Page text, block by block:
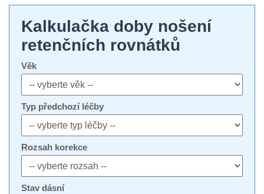
Kalkulačka doby nošení
retenčních rovnátků
Věk
Typ předchozí léčby
Rozsah korekce
Stav dásní